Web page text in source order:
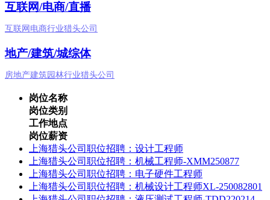
互联网/电商/直播
互联网电商行业猎头公司
地产/建筑/城综体
房地产建筑园林行业猎头公司
岗位名称
岗位类别
工作地点
岗位薪资
上海猎头公司职位招聘：设计工程师
上海猎头公司职位招聘：机械工程师-XMM250877
上海猎头公司职位招聘：电子硬件工程师
上海猎头公司职位招聘：机械设计工程师XL-250082801